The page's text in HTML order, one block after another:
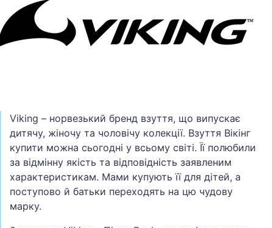
Viking – норвезький бренд взуття, що випускає
дитячу, жіночу та чоловічу колекції. Взуття Вікінг
купити можна сьогодні у всьому світі. Її полюбили
за відмінну якість та відповідність заявленим
характеристикам. Мами купують її для дітей, а
поступово й батьки переходять на цю чудову
марку.